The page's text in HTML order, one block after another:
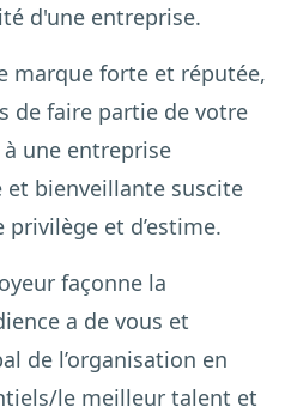
d'une entreprise.
marque forte et réputée,
de faire partie de votre
une entreprise
bienveillante suscite
et d’estime.
façonne la
a de vous et
de l’organisation en
le meilleur talent et